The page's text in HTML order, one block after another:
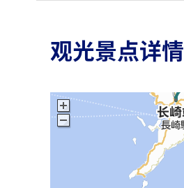
观光景点详情